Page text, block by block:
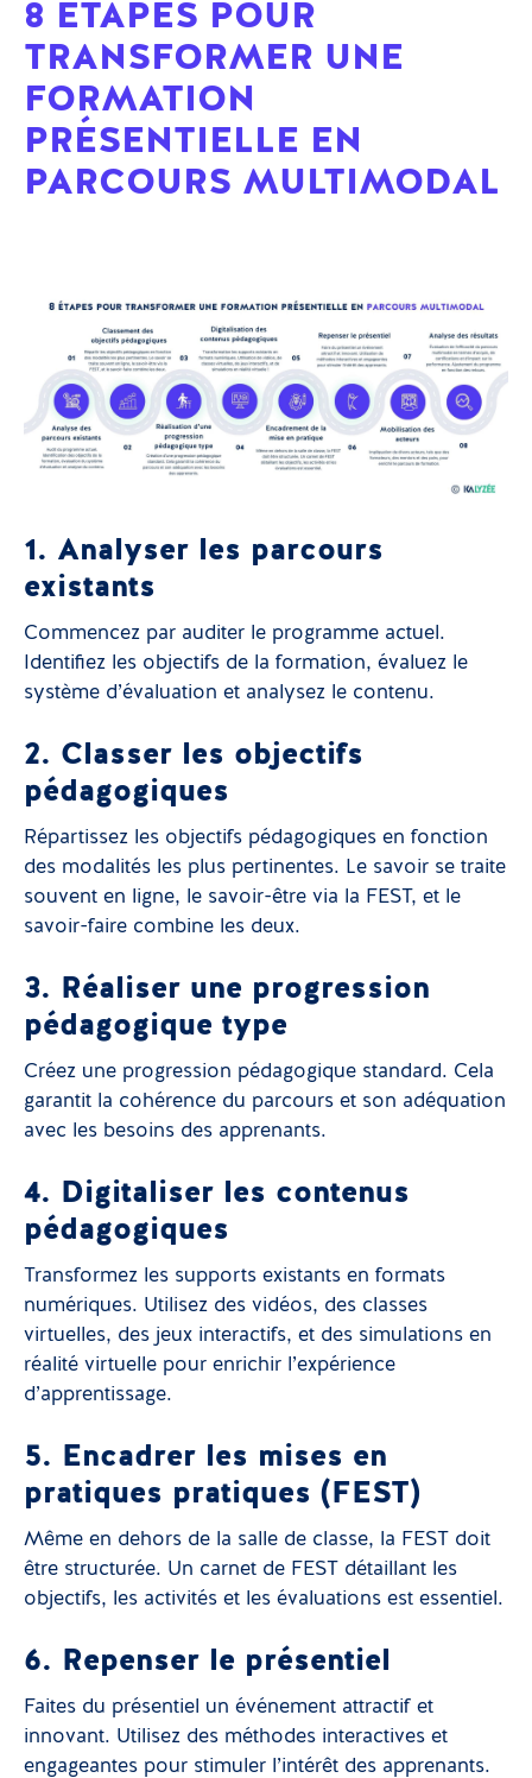
8 ÉTAPES POUR
TRANSFORMER UNE
FORMATION
PRÉSENTIELLE EN
PARCOURS MULTIMODAL
1. Analyser les parcours
existants
Commencez par auditer le programme actuel.
Identifiez les objectifs de la formation, évaluez le
système d’évaluation et analysez le contenu.
2. Classer les objectifs
pédagogiques
Répartissez les objectifs pédagogiques en fonction
des modalités les plus pertinentes. Le savoir se traite
souvent en ligne, le savoir-être via la FEST, et le
savoir-faire combine les deux.
3. Réaliser une progression
pédagogique type
Créez une progression pédagogique standard. Cela
garantit la cohérence du parcours et son adéquation
avec les besoins des apprenants.
4. Digitaliser les contenus
pédagogiques
Transformez les supports existants en formats
numériques. Utilisez des vidéos, des classes
virtuelles, des jeux interactifs, et des simulations en
réalité virtuelle pour enrichir l’expérience
d’apprentissage.
5. Encadrer les mises en
pratiques pratiques (FEST)
Même en dehors de la salle de classe, la FEST doit
être structurée. Un carnet de FEST détaillant les
objectifs, les activités et les évaluations est essentiel.
6. Repenser le présentiel
Faites du présentiel un événement attractif et
innovant. Utilisez des méthodes interactives et
engageantes pour stimuler l’intérêt des apprenants.